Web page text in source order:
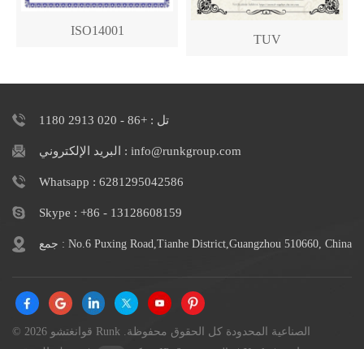
ISO14001
TUV
تل : +86 - 020 2913 1180
البريد الإلكتروني : info@runkgroup.com
Whatsapp : 6281295042586
Skype : +86 - 13128608159
جمع : No.6 Puxing Road,Tianhe District,Guangzhou 510660, China
© 2026 قوانغتشو Runk الصناعية المحدودة كل الحقوق محفوظة.